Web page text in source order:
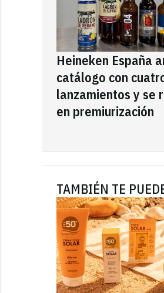
Heineken España
catálogo con
lanzamientos y se
en premiurización
TAMBIÉN TE